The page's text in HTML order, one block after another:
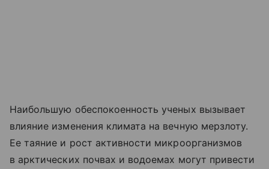
Наибольшую обеспокоенность ученых вызывает
влияние изменения климата на вечную мерзлоту.
Ее таяние и рост активности микроорганизмов
в арктических почвах и водоемах могут привести